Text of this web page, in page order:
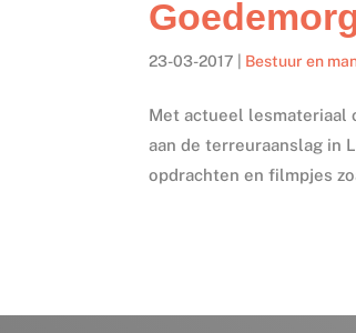
23-03-2017 Bestuur en
Met actueel lesmateriaal
aan de terreuraanslag in
opdrachten en filmpjes